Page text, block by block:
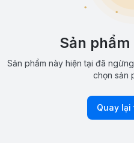
Sản
Sản phẩm này hiện tại đã
chọn sản
Quay lại